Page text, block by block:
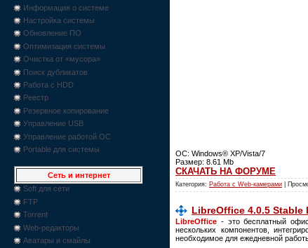
Информация о системе
Настройка системы
Обновление ПО
Оптимизация системы
Очистка от «мусора»
Поиск дубликатов
Работа с HDD
Реестр
Резервное копирование
Управление USB
Управление работой ОС
Portable для системы
Сеть и интернет
Soft для сети
FTP
Torrent
Web-редакторы
Аватары и смайлы
OC: Windows® XP/Vista/7
Размер: 8.61 Mb
СКАЧАТЬ НА ФОРУМЕ
Категория: Работа с Web-камерами |
LibreOffice 4.0.5 Stable
LibreOffice - это бесплатный
нескольких компонентов,
необходимое для ежедневной